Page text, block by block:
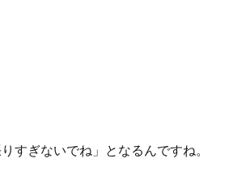
すぎないでね」となるんですね。